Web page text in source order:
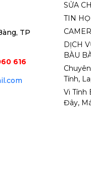
W (in hoạt động), 7,4
thước tối thiểu (W
thước tối đa (W x D
15,7 kg
TP
616
SỬA
TIN
DỊCH
BÀU
Tính,
Vi Tính
Đây,